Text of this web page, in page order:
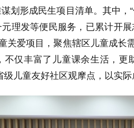
划形成民生项目清单。其中，
理发等便民服务，已累计开
关爱项目，聚焦辖区儿童成
不仅丰富了儿童课余生活，更
级儿童友好社区观摩点，以实